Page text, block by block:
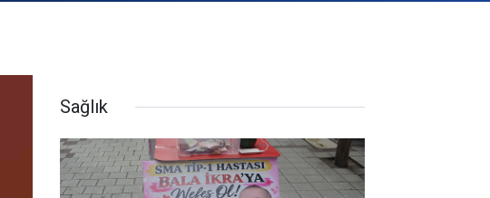
Sağlık